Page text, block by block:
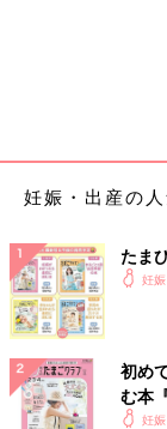
妊娠・出産の
たま
妊
初め
む本
妊